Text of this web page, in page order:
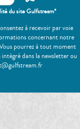
du site Gulfstream*
à recevoir par voie
concernant notre
pourrez à tout moment
dans la newsletter ou